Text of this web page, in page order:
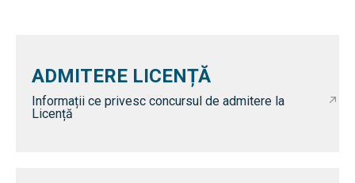
ADMITERE LICENȚĂ
Informații ce privesc concursul de admitere la
Licență